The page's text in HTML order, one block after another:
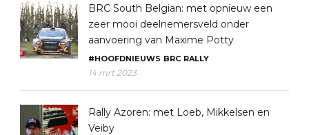
BRC South Belgian: met opnieuw een
zeer mooi deelnemersveld onder
aanvoering van Maxime Potty
#HOOFDNIEUWS BRC RALLY
14 mrt 2023
Rally Azoren: met Loeb, Mikkelsen en
Veiby